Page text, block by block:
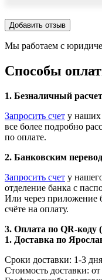
Добавить отзыв
Мы работаем с
Способы
1. Безналичный
Запросить счет у наших
все более подробно
по оплате.
2. Банковским
Запросить счет у
отделение банка с
Или через приложение
счёте на оплату.
3. Оплата по QR-коду
1. Доставка по
Сроки доставки: 1-3
Стоимость доставки: